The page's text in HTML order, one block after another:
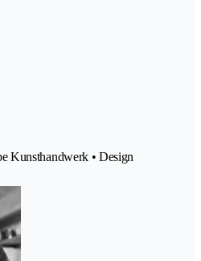
Kunsthandwerk • Design